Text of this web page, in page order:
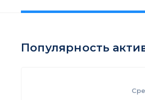
Популярность